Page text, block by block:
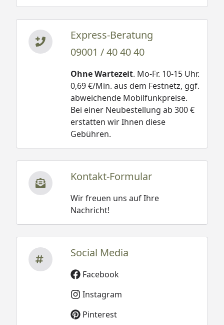
Express-Beratung
09001 / 40 40 40
Ohne Wartezeit. Mo-Fr. 10-15 Uhr.
0,69 €/Min. aus dem Festnetz, ggf.
abweichende Mobilfunkpreise.
Bei einer Neubestellung ab 300 €
erstatten wir Ihnen diese
Gebühren.
Kontakt-Formular
Wir freuen uns auf Ihre
Nachricht!
Social Media
Facebook
Instagram
Pinterest